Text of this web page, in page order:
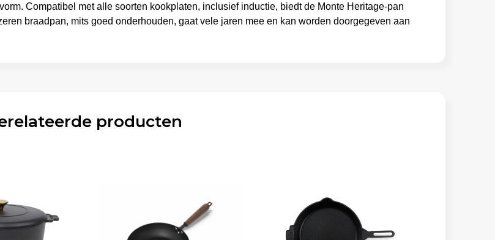
Compatibel met alle soorten kookplaten, inclusief inductie, biedt de Monte Heritage-pan
braadpan, mits goed onderhouden, gaat vele jaren mee en kan worden doorgegeven aan
producten